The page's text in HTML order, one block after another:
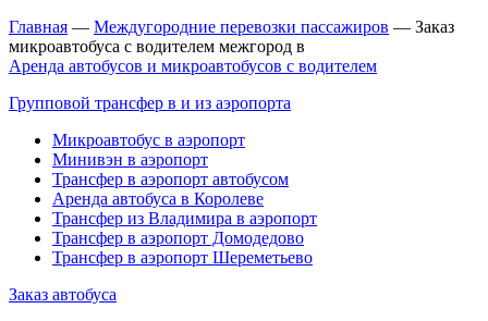
Главная — Междугородние перевозки пассажиров — Заказ
микроавтобуса с водителем межгород в
Аренда автобусов и микроавтобусов с водителем
Групповой трансфер в и из аэропорта
Микроавтобус в аэропорт
Минивэн в аэропорт
Трансфер в аэропорт автобусом
Аренда автобуса в Королеве
Трансфер из Владимира в аэропорт
Трансфер в аэропорт Домодедово
Трансфер в аэропорт Шереметьево
Заказ автобуса